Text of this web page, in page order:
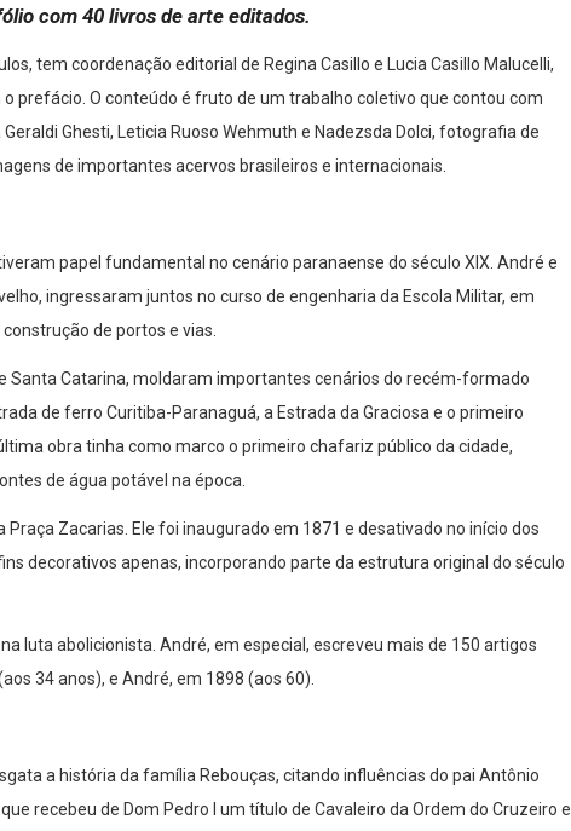
com 40 livros de arte editados.
tem coordenação editorial de Regina Casillo e Lucia Casillo Malucelli,
prefácio. O conteúdo é fruto de um trabalho coletivo que contou com
Ghesti, Leticia Ruoso Wehmuth e Nadezsda Dolci, fotografia de
de importantes acervos brasileiros e internacionais.
papel fundamental no cenário paranaense do século XIX. André e
ingressaram juntos no curso de engenharia da Escola Militar, em
de portos e vias.
Santa Catarina, moldaram importantes cenários do recém-formado
de ferro Curitiba-Paranaguá, a Estrada da Graciosa e o primeiro
obra tinha como marco o primeiro chafariz público da cidade,
de água potável na época.
Zacarias. Ele foi inaugurado em 1871 e desativado no início dos
decorativos apenas, incorporando parte da estrutura original do século
luta abolicionista. André, em especial, escreveu mais de 150 artigos
34 anos), e André, em 1898 (aos 60).
a história da família Rebouças, citando influências do pai Antônio
recebeu de Dom Pedro I um título de Cavaleiro da Ordem do Cruzeiro e